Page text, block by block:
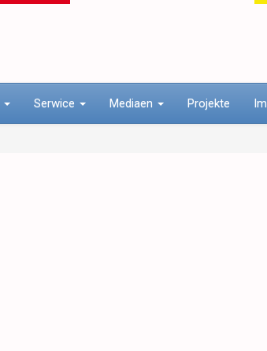
Serwice Mediaen Projekte